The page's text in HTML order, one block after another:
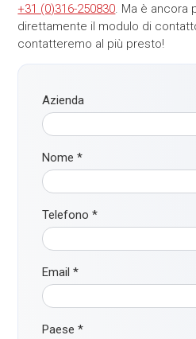
+31 (0)316-250830. Ma è ancora
direttamente il modulo di
contatteremo al più presto!
Azienda
Nome*
Telefono*
Email*
Paese*